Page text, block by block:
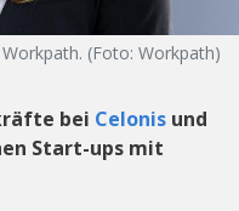
(Foto: Workpath)
bei Celonis und
Start-ups mit